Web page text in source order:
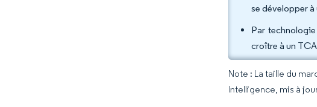
se développer à
Par
croître à un
Note : La taille du
Intelligence, mis à